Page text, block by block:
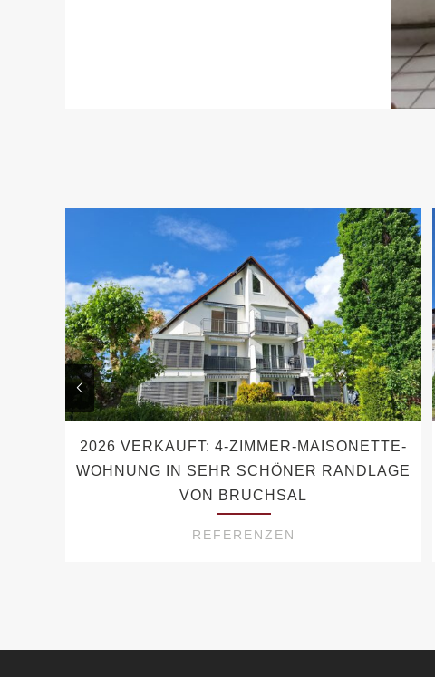
2026 VERKAUFT: 4-ZIMMER-MAISONETTE-
WOHNUNG IN SEHR SCHÖNER RANDLAGE
VON BRUCHSAL
REFERENZEN